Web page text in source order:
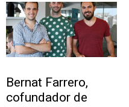
Bernat Farrero,
cofundador de